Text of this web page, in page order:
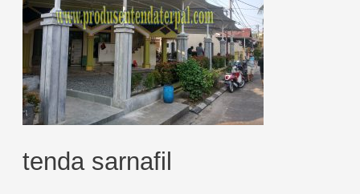
tenda sarnafil